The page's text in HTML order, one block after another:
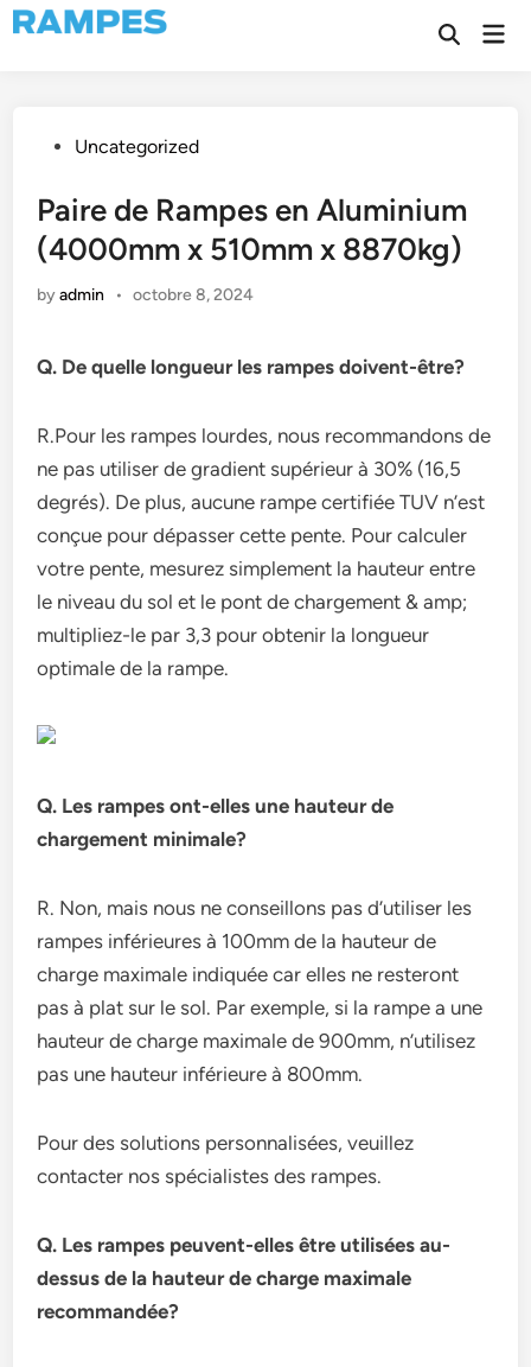
Skip
to
Open
PostedUncategorized
Paire de Rampes en Aluminium
(4000mm x 510mm x 8870kg)
byadmin • octobre 8, 2024
Q. De quelle longueur les rampes doivent-être?
R.Pour les rampes lourdes, nous recommandons de
ne pas utiliser de gradient supérieur à 30% (16,5
degrés). De plus, aucune rampe certifiée TUV n’est
conçue pour dépasser cette pente. Pour calculer
votre pente, mesurez simplement la hauteur entre
le niveau du sol et le pont de chargement & amp;
multipliez-le par 3,3 pour obtenir la longueur
optimale de la rampe.
Q. Les rampes ont-elles une hauteur de
chargement minimale?
R. Non, mais nous ne conseillons pas d’utiliser les
rampes inférieures à 100mm de la hauteur de
charge maximale indiquée car elles ne resteront
pas à plat sur le sol. Par exemple, si la rampe a une
hauteur de charge maximale de 900mm, n’utilisez
pas une hauteur inférieure à 800mm.
Pour des solutions personnalisées, veuillez
contacter nos spécialistes des rampes.
Q. Les rampes peuvent-elles être utilisées au-
dessus de la hauteur de charge maximale
recommandée?